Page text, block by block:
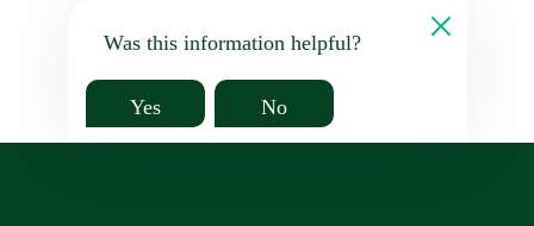
Was this information helpful?
Yes No